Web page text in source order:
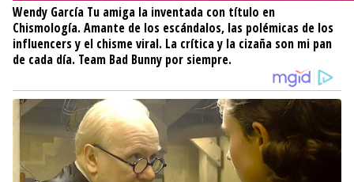
Wendy García Tu amiga la inventada con título en
Chismología. Amante de los escándalos, las polémicas de los
influencers y el chisme viral. La crítica y la cizaña son mi pan
de cada día. Team Bad Bunny por siempre.